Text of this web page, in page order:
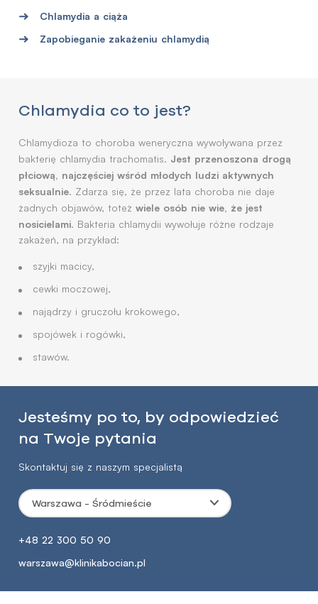
Chlamydia a ciąża
Zapobieganie zakażeniu chlamydią
Chlamydia co to jest?
Chlamydioza to choroba weneryczna wywoływana przez
bakterię chlamydia trachomatis. Jest przenoszona drogą
płciową, najczęściej wśród młodych ludzi aktywnych
seksualnie. Zdarza się, że przez lata choroba nie daje
żadnych objawów, toteż wiele osób nie wie, że jest
nosicielami. Bakteria chlamydii wywołuje różne rodzaje
zakażeń, na przykład:
szyjki macicy,
cewki moczowej,
najądrzy i gruczołu krokowego,
spojówek i rogówki,
stawów.
Jesteśmy po to, by odpowiedzieć
na Twoje pytania
Skontaktuj się z naszym specjalistą
Warszawa - Śródmieście
+48 22 300 50 90
warszawa@klinikabocian.pl